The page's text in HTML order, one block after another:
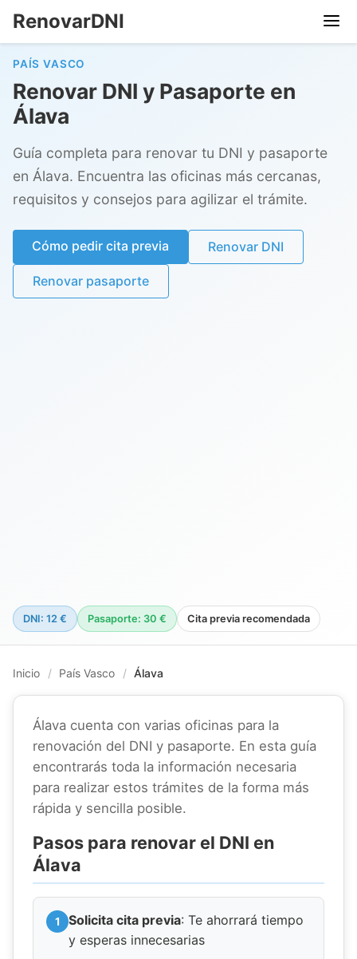
RenovarDNI
PAÍS VASCO
Renovar DNI y Pasaporte en
Álava
Guía completa para renovar tu DNI y pasaporte
en Álava. Encuentra las oficinas más cercanas,
requisitos y consejos para agilizar el trámite.
Cómo pedir cita previa Renovar DNI
Renovar pasaporte
DNI: 12 € Pasaporte: 30 € Cita previa recomendada
Inicio / País Vasco / Álava
Álava cuenta con varias oficinas para la
renovación del DNI y pasaporte. En esta guía
encontrarás toda la información necesaria
para realizar estos trámites de la forma más
rápida y sencilla posible.
Pasos para renovar el DNI en
Álava
Solicita cita previa: Te ahorrará tiempo
y esperas innecesarias